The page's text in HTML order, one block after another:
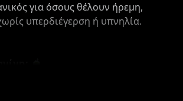
για όσους θέλουν ήρεμη,
υπερδιέγερση ή υπνηλία.